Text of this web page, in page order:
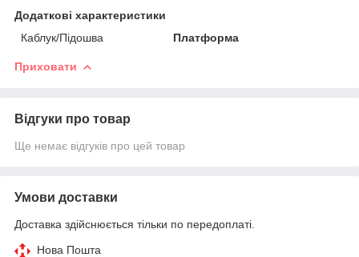
Додаткові характеристики
Каблук/Підошва
Платформа
Приховати
Відгуки про товар
Ще немає відгуків про цей товар
Умови доставки
Доставка здійснюється тільки по передоплаті.
Нова Пошта